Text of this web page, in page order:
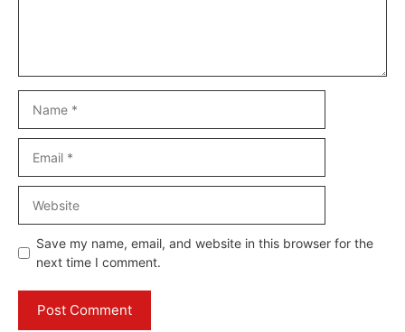
Save my name, email, and website in this browser for the
next time I comment.